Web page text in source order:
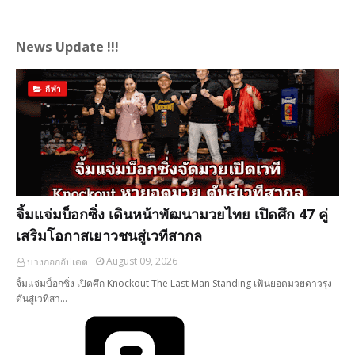
News Update !!!
กีฬา
จิ้มแจ่มบ็อกซิ่ง เดินหน้าพัฒนามวยไทย เปิดศึก 47 คู่
เสริมโอกาสเยาวชนสู่เวทีสากล
บางกอกอัปเดต
August 09, 2026
จิ้มแจ่มบ็อกซิ่ง เปิดศึก Knockout The Last Man Standing เฟ้นยอดมวยดาวรุ่ง
ดันสู่เวทีสา…